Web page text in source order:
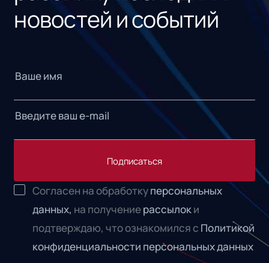
новостей и событий
Подписаться
Согласен на обработкуперсональных
данных, на получениерассылоки
подтверждаю, что ознакомился с Политикой
конфиденциальности персональных данных